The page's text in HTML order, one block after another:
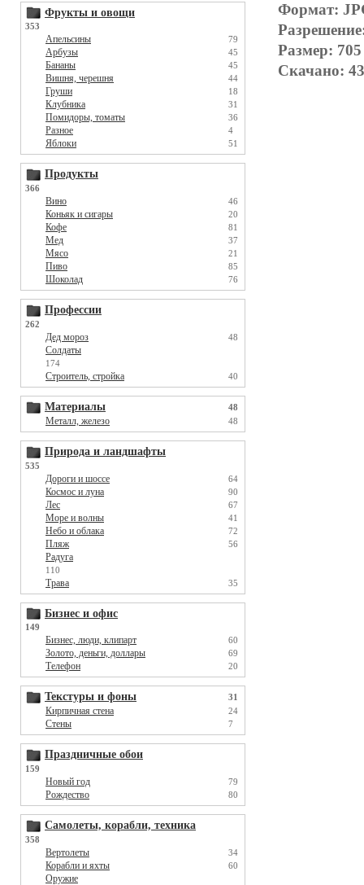
Фрукты и овощи
353
Апельсины 79
Арбузы 45
Бананы 45
Вишня, черешня 44
Груши 18
Клубника 31
Помидоры, томаты 36
Разное 4
Яблоки 51
Продукты
366
Вино 46
Коньяк и сигары 20
Кофе 81
Мед 37
Мясо 21
Пиво 85
Шоколад 76
Профессии
262
Дед мороз 48
Солдаты
174
Строитель, стройка 40
Материалы 48
Металл, железо 48
Природа и ландшафты
535
Дороги и шоссе 64
Космос и луна 90
Лес 67
Море и волны 41
Небо и облака 72
Пляж 56
Радуга
110
Трава 35
Бизнес и офис
149
Бизнес, люди, клипарт 60
Золото, деньги, доллары 69
Телефон 20
Текстуры и фоны 31
Кирпичная стена 24
Стены 7
Праздничные обои
159
Новый год 79
Рождество 80
Самолеты, корабли, техника
358
Вертолеты 34
Корабли и яхты 60
Оружие
Формат:
Размер:
Скачано: